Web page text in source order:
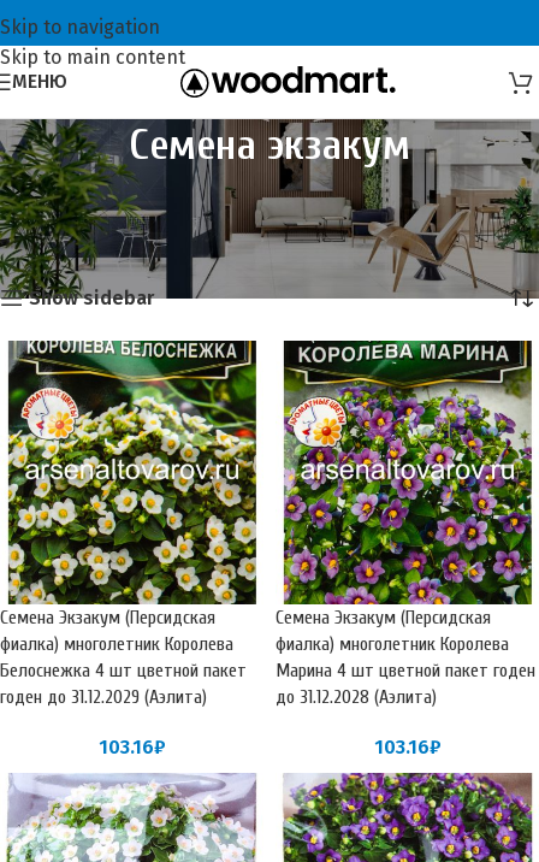
Skip to navigation
Skip to main content
МЕНЮ
Семена экзакум
Главная Семена и сидераты
Семена цветов
Семена экзакум
Showing all 8 results
Show sidebar
Семена Экзакум (Персидская
фиалка) многолетник Королева
Белоснежка 4 шт цветной пакет
годен до 31.12.2029 (Аэлита)
103.16₽
Семена Экзакум (Персидская
фиалка) многолетник Королева
Марина 4 шт цветной пакет годен
до 31.12.2028 (Аэлита)
103.16₽